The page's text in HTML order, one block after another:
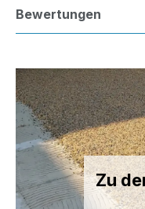
Bewertungen
Zu